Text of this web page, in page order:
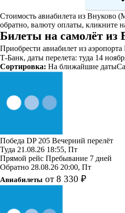
Стоимость авиабилета из Внуково
обратно, валюту оплаты, кликните
Билеты на самолёт из
Приобрести авиабилет из
Т-Банк, даты перелета: туда 14
Сортировка: На ближайшие даты
Победа DP 205 Вечерний перелёт
Туда 21.08.26 18:55, Пт
Прямой рейс Пребывание 7 дней
Обратно 28.08.26 20:00, Пт
Авиабилеты от 8 330 ₽